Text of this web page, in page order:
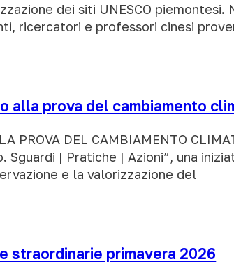
dei siti UNESCO
ricercatori e professori cinesi
alla prova del cambiamento
PROVA DEL CAMBIAMENTO
| Pratiche | Azioni”, una
e la valorizzazione del
straordinarie primavera 2026